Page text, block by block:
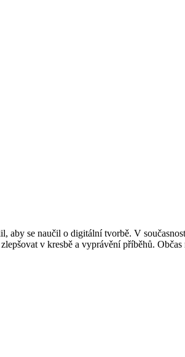
se naučil o digitální tvorbě. V
v kresbě a vyprávění příběhů.